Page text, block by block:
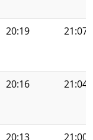
20:19 21:07
20:16 21:04
20:13 21:00